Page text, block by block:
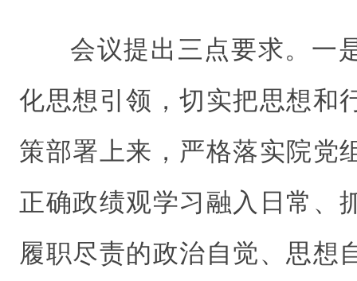
会议提出三点要求。一
化思想引领，切实把思想和
策部署上来，严格落实院党
正确政绩观学习融入日常、
履职尽责的政治自觉、思想